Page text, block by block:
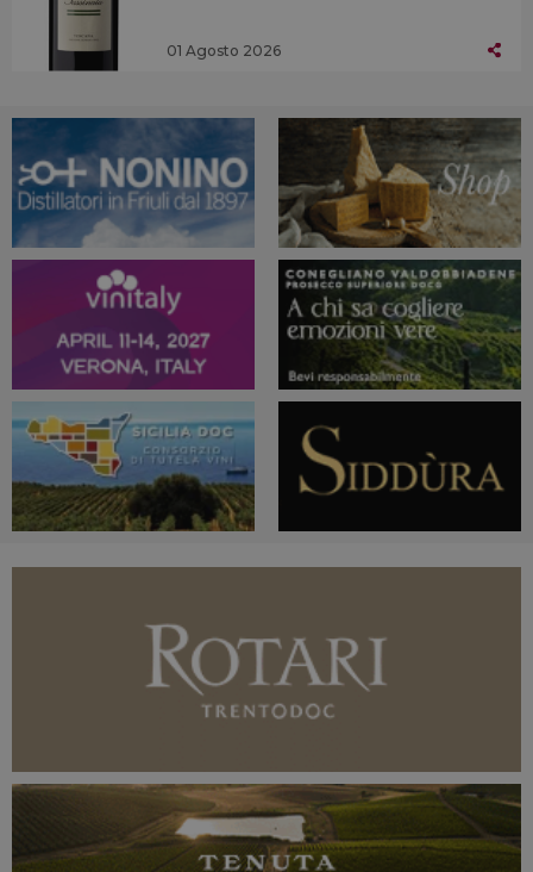
01 Agosto 2026